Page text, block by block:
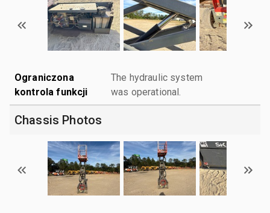
Ograniczona
kontrola funkcji
The hydraulic system
was operational.
Chassis Photos